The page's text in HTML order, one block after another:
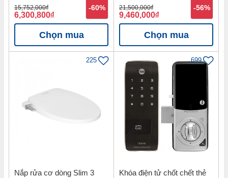
15,752,000đ
6,300,800đ
-60%
Chọn mua
21,500,000đ
9,460,000đ
-56%
Chọn mua
225
Nắp rửa cơ dòng Slim 3
699
Khóa điện tử chốt chết thẻ